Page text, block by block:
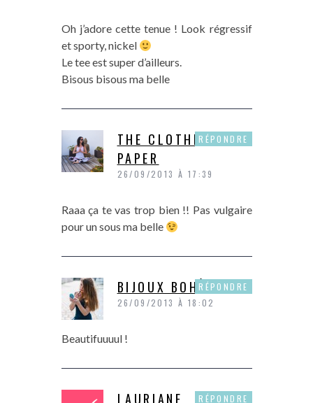
Oh j’adore cette tenue ! Look régressif
et sporty, nickel
Le tee est super d’ailleurs.
Bisous bisous ma belle
THE CLOTHES
PAPER
26/09/2013 À 17:39
Raaa ça te vas trop bien !! Pas vulgaire
pour un sous ma belle
RÉPONDRE
BIJOUX BOHÈMES
26/09/2013 À 18:02
Beautifuuuul !
RÉPONDRE
LAURIANE RÉPONDRE